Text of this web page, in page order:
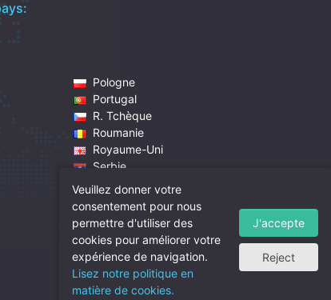
Pologne
Portugal
R. Tchèque
Roumanie
Royaume-Uni
Serbie
Singapour
Slovaquie
Slovénie
Suède
Suisse
Turquie
Veuillez donner votre
consentement pour nous
permettre d'utiliser des
cookies pour améliorer votre
expérience de navigation.
Lisez notre politique en
matière de cookies.
J'accepte
Reject